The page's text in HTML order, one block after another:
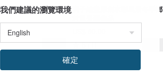
畫建築片段素描牆
房子繪畫原創水彩風景冬季鄉
5 (1)
我們建議的瀏覽環境
確定